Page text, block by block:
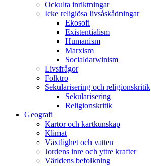
Ockulta inriktningar
Icke religiösa livsåskådningar
Ekosofi
Existentialism
Humanism
Marxism
Socialdarwinism
Livsfrågor
Folktro
Sekularisering och religionskritik
Sekularisering
Religionskritik
Geografi
Kartor och kartkunskap
Klimat
Växtlighet och vatten
Jordens inre och yttre krafter
Världens befolkning